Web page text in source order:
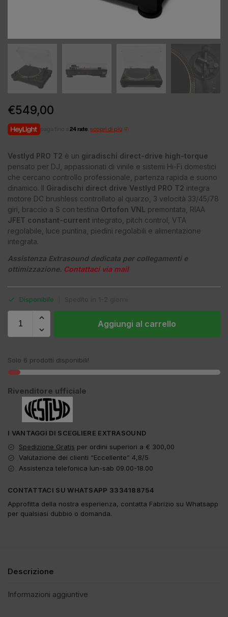
€549,00
24 rate scopri di più
Vestlyd PRO T2 è un giradischi direct-drive high-torque
pensato per DJ, appassionati di vinile e sistemi Hi-Fi domestici
che cercano controllo professionale, partenza rapida e suono
dinamico. Il Giradischi direct drive Vestlyd PRO T2 integra
motore DC brushless controllato al quarzo, 3 velocità 33/45/78
giri, braccio a S con testina Ortofon VNL premontata, RIAA
JFET constant-current integrato, pitch control, VTA
regolabile, luce puntina, piedini regolabili e alimentazione
integrata.
Assistenza Extrasound dedicata per collegamenti e
ottimizzazione. Contattaci via mail
Disponibile
Aggiungi al carrello
Solo 6 prodotti disponibili!
Rivenditore ufficiale
I VANTAGGI DI SCEGLIERE EXTRASOUND
Spedizione Gratis per ordini superiori a € 300,00
Valutazione dei clienti “Eccellente” 4,8/5
Assistenza telefonica lun-sab 09.00-18.00
CONTATTACI SU WHATSAPP 3334188754
Approfitta della nostra esperienza, contatta Fabrizio su Whatsapp
per qualsiasi dubbio o domanda.
Descrizione
Informazioni aggiuntive